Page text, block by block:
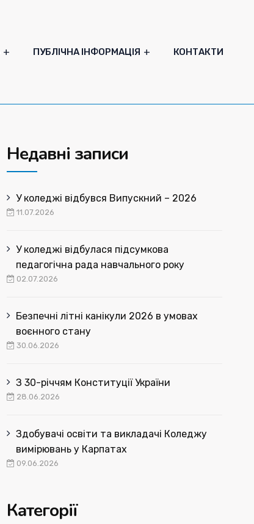
ПУБЛІЧНА ІНФОРМАЦІЯ КОНТАКТИ
Недавні записи
У коледжі відбувся Випускний – 2026
11.07.2026
У коледжі відбулася підсумкова
педагогічна рада навчального року
02.07.2026
Безпечні літні канікули 2026 в умовах
воєнного стану
30.06.2026
З 30-річчям Конституції України
28.06.2026
Здобувачі освіти та викладачі Коледжу
вимірювань у Карпатах
09.06.2026
Категорії